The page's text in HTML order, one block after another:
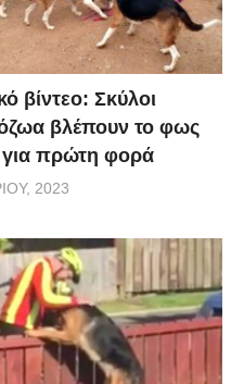
βίντεο: Σκύλοι
βλέπουν το φως
για πρώτη φορά
2023